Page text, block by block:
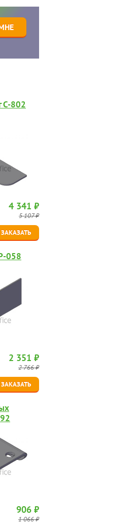
C-802
4 341 ₽
5 107 ₽
ЗАКАЗАТЬ
058
2 351 ₽
2 766 ₽
ЗАКАЗАТЬ
906 ₽
1 066 ₽